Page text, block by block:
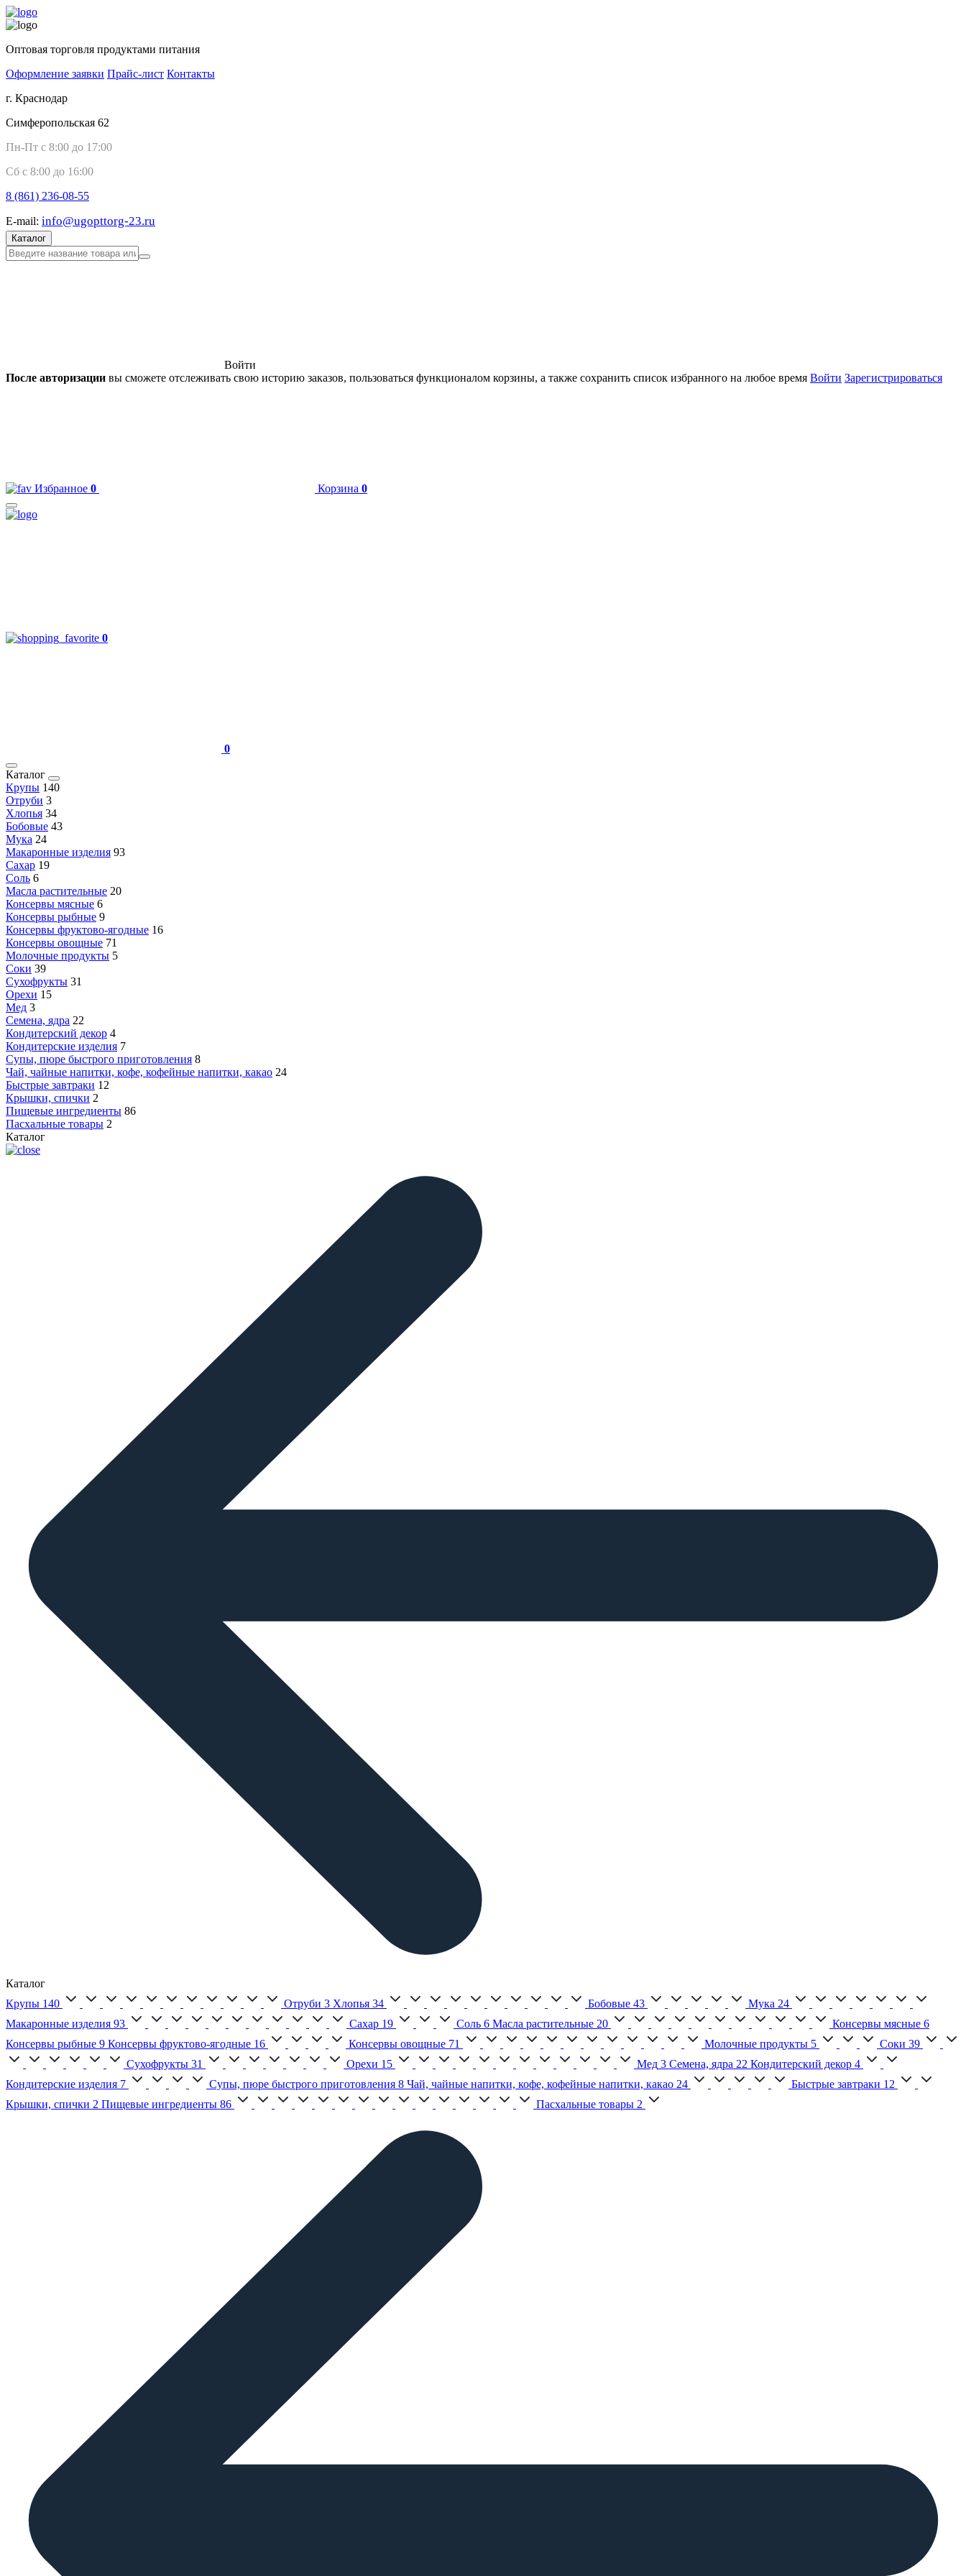
Оптовая торговля продуктами питания
Оформление заявки Прайс-лист Контакты
г. Краснодар
Симферопольская 62
Пн-Пт с 8:00 до 17:00
Сб с 8:00 до 16:00
8 (861) 236-08-55
E-mail: info@ugopttorg-23.ru
Каталог
Войти
После авторизации вы сможете отслеживать свою историю заказов, пользоваться функционалом корзины, а также сохранить список избранного на любое время Войти Зарегистрироваться
Избранное 0 Корзина 0
0
0
Каталог
Крупы 140
Отруби 3
Хлопья 34
Бобовые 43
Мука 24
Макаронные изделия 93
Сахар 19
Соль 6
Масла растительные 20
Консервы мясные 6
Консервы рыбные 9
Консервы фруктово-ягодные 16
Консервы овощные 71
Молочные продукты 5
Соки 39
Сухофрукты 31
Орехи 15
Мед 3
Семена, ядра 22
Кондитерский декор 4
Кондитерские изделия 7
Супы, пюре быстрого приготовления 8
Чай, чайные напитки, кофе, кофейные напитки, какао 24
Быстрые завтраки 12
Крышки, спички 2
Пищевые ингредиенты 86
Пасхальные товары 2
Каталог
Каталог
Крупы 140 Отруби 3 Хлопья 34 Бобовые 43 Мука 24
Макаронные изделия 93 Сахар 19 Соль 6 Масла растительные 20 Консервы мясные 6
Консервы рыбные 9 Консервы фруктово-ягодные 16 Консервы овощные 71 Молочные продукты 5 Соки 39
Сухофрукты 31 Орехи 15 Мед 3 Семена, ядра 22 Кондитерский декор 4
Кондитерские изделия 7 Супы, пюре быстрого приготовления 8 Чай, чайные напитки, кофе, кофейные напитки, какао 24 Быстрые завтраки 12
Крышки, спички 2 Пищевые ингредиенты 86 Пасхальные товары 2